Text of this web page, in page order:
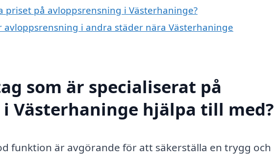
priset på avloppsrensning i Västerhaninge?
avloppsrensning i andra städer nära Västerhaninge
som är specialiserat på
Västerhaninge hjälpa till med?
funktion är avgörande för att säkerställa en trygg och